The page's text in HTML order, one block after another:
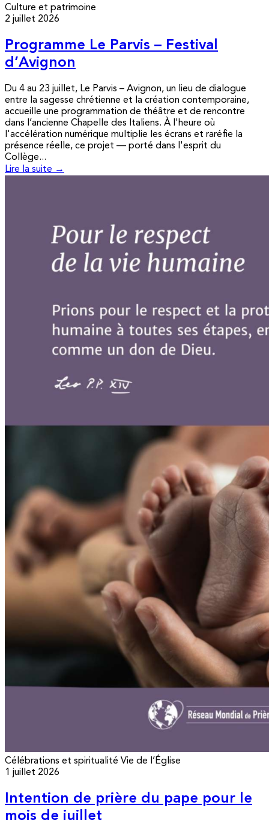
Culture et patrimoine
2 juillet 2026
Programme Le Parvis – Festival
d’Avignon
Du 4 au 23 juillet, Le Parvis – Avignon, un lieu de dialogue
entre la sagesse chrétienne et la création contemporaine,
accueille une programmation de théâtre et de rencontre
dans l’ancienne Chapelle des Italiens. À l'heure où
l'accélération numérique multiplie les écrans et raréfie la
présence réelle, ce projet — porté dans l'esprit du
Collège...
Lire la suite →
Célébrations et spiritualité Vie de l’Église
1 juillet 2026
Intention de prière du pape pour le
mois de juillet